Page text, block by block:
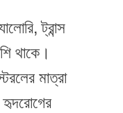
ট্রান্স
থাকে।
মাত্রা
হৃদরোগের